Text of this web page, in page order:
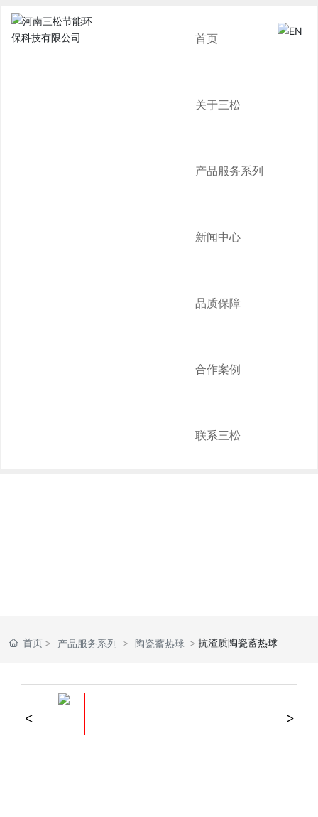
首页
关于三松
产品服务系列
新闻中心
品质保障
合作案例
联系三松
首页 产品服务系列 陶瓷蓄热球 抗渣质陶瓷蓄热球